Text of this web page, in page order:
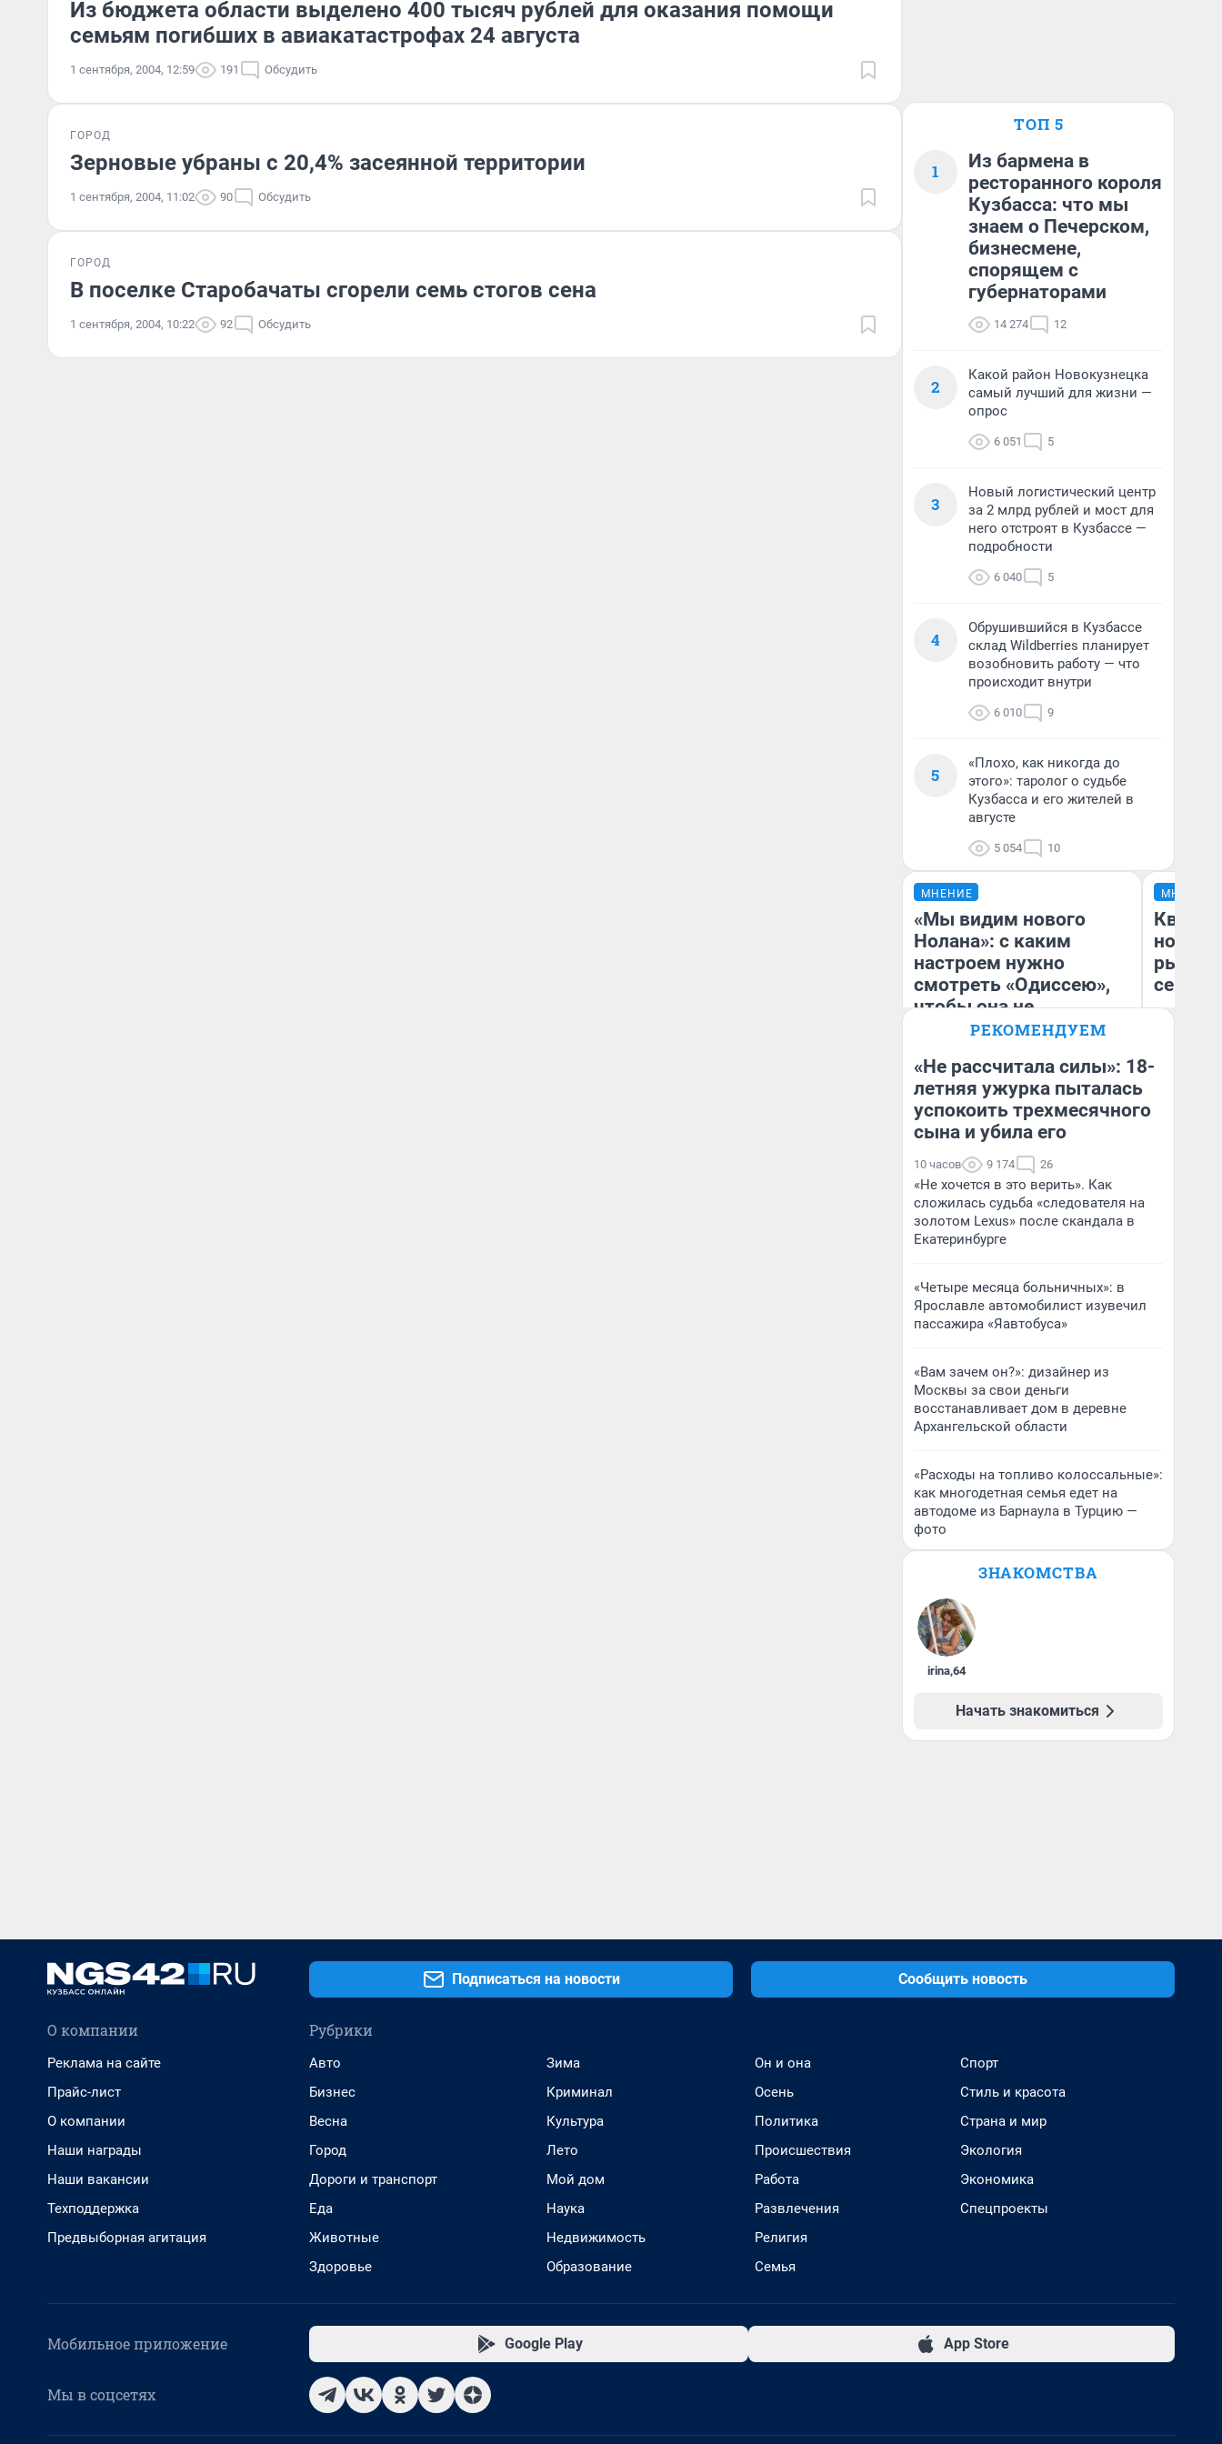
Из бюджета области выделено 400 тысяч рублей для оказания помощи
семьям погибших в авиакатастрофах 24 августа
1 сентября, 2004, 12:59 191 Обсудить
ГОРОД
Зерновые убраны с 20,4% засеянной территории
1 сентября, 2004, 11:02 90 Обсудить
ГОРОД
В поселке Старобачаты сгорели семь стогов сена
1 сентября, 2004, 10:22 92 Обсудить
ТОП 5
1
Из бармена в
ресторанного короля
Кузбасса: что мы
знаем о Печерском,
бизнесмене,
спорящем с
губернаторами
14 274 12
2
Какой район Новокузнецка
самый лучший для жизни —
опрос
6 051 5
3
Новый логистический центр
за 2 млрд рублей и мост для
него отстроят в Кузбассе —
подробности
6 040 5
4
Обрушившийся в Кузбассе
склад Wildberries планирует
возобновить работу — что
происходит внутри
6 010 9
5
«Плохо, как никогда до
этого»: таролог о судьбе
Кузбасса и его жителей в
августе
5 054 10
МНЕНИЕ
«Мы видим нового
Нолана»: с каким
настроем нужно
смотреть «Одиссею»,
чтобы она не
выглядела как фиаско
Надежда Губарь
МНЕНИЕ
но
рынок
РЕКОМЕНДУЕМ
«Не рассчитала силы»: 18-
летняя ужурка пыталась
успокоить трехмесячного
сына и убила его
10 часов 9 174 26
«Не хочется в это верить». Как
сложилась судьба «следователя на
золотом Lexus» после скандала в
Екатеринбурге
«Четыре месяца больничных»: в
Ярославле автомобилист изувечил
пассажира «Яавтобуса»
«Вам зачем он?»: дизайнер из
Москвы за свои деньги
восстанавливает дом в деревне
Архангельской области
«Расходы на топливо колоссальные»:
как многодетная семья едет на
автодоме из Барнаула в Турцию —
фото
ЗНАКОМСТВА
irina,64
Начать знакомиться
Подписаться на новости Сообщить новость
О компании
Реклама на сайте
Прайс-лист
О компании
Наши награды
Наши вакансии
Техподдержка
Предвыборная агитация
Рубрики
Авто
Бизнес
Весна
Город
Дороги и транспорт
Еда
Животные
Здоровье
Зима
Криминал
Культура
Лето
Мой дом
Наука
Недвижимость
Образование
Он и она
Осень
Политика
Происшествия
Работа
Развлечения
Религия
Семья
Спорт
Стиль и красота
Страна и мир
Экология
Экономика
Спецпроекты
Мобильное приложение Google Play App Store
Мы в соцсетях